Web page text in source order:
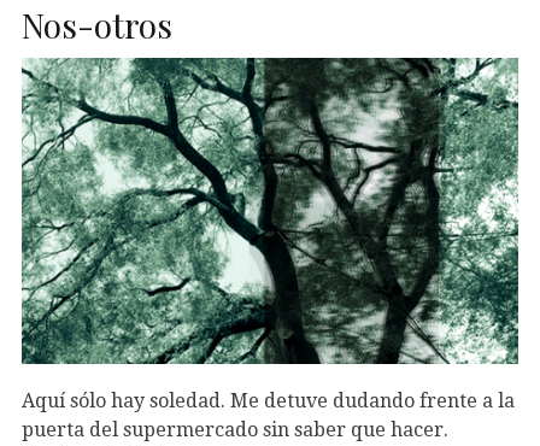
Nos-otros
Aquí sólo hay soledad. Me detuve dudando frente a la
puerta del supermercado sin saber que hacer.